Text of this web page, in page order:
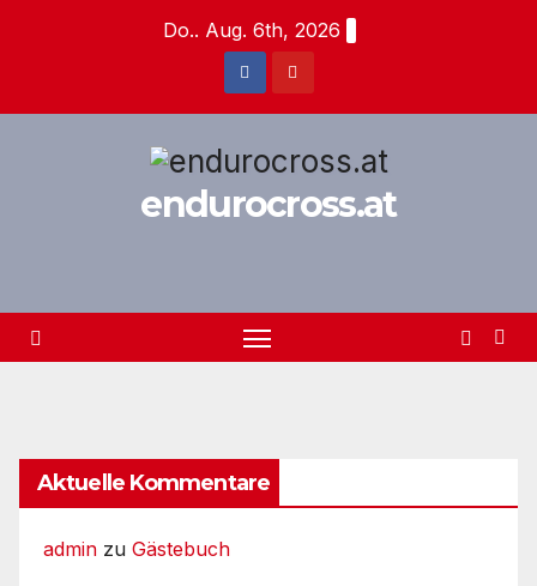
Do.. Aug. 6th, 2026
endurocross.at
Aktuelle Kommentare
admin zu Gästebuch